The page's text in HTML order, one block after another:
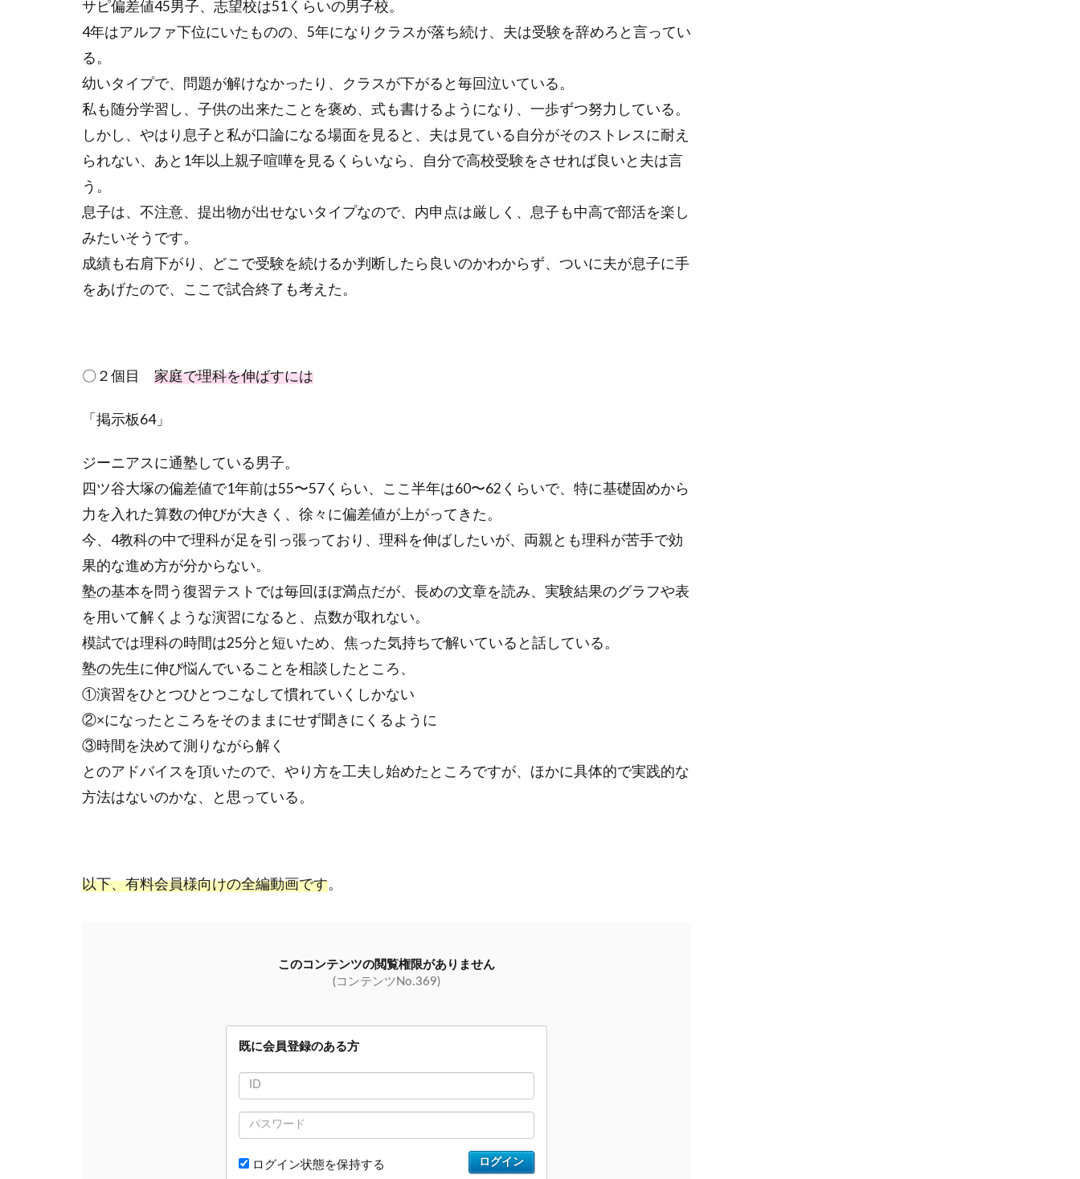
サピ偏差値45男子、志望校は51くらいの男子校。
4年はアルファ下位にいたものの、 5年になりクラスが落ち続け、夫は受験を辞めろと言ってい
る。
幼いタイプで、問題が解けなかったり、クラスが下がると毎回泣いている。
私も随分学習し、子供の出来たことを褒め、式も書けるようになり、一歩ずつ努力している。
しかし、やはり息子と私が口論になる場面を見ると、夫は見ている自分がそのストレスに耐え
られない、あと 1年以上親子喧嘩を見るくらいなら、自分で高校受験をさせれば良いと夫は言
う。
息子は、不注意、提出物が出せないタイプなので、内申点は厳しく、息子も中高で部活を楽し
みたいそうです。
成績も右肩下がり、どこで受験を続けるか判断したら良いのかわからず、ついに夫が息子に手
をあげたので、ここで試合終了も考えた。
〇２個目 家庭で理科を伸ばすには
「掲示板64」
ジーニアスに通塾している男子。
四ツ谷大塚の偏差値で1年前は55〜57くらい、ここ半年は60〜62 くらいで、特に基礎固めから
力を入れた算数の伸びが大きく、徐々に偏差値が上がってきた。
今、 4教科の中で理科が足を引っ張っており、理科を伸ばしたいが、両親とも理科が苦手で効
果的な進め方が分からない。
塾の基本を問う復習テストでは毎回ほぼ満点だが、長めの文章を読み、実験結果のグラフや表
を用いて解くような演習になると、点数が取れない。
模試では理科の時間は25分と短いため、焦った気持ちで解いていると話している。
塾の先生に伸び悩んでいることを相談したところ、
①演習をひとつひとつこなして慣れていくしかない
②×になったところをそのままにせず聞きにくるように
③時間を決めて測りながら解く
とのアドバイスを頂いたので、やり方を工夫し始めたところですが、ほかに具体的で実践的な
方法はないのかな、と思っている。
以下、有料会員様向けの全編動画です。